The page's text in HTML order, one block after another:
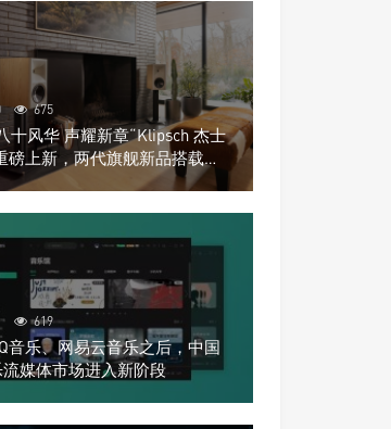
675
十风华 声耀新章“Klipsch 杰士
磅上新，两代旗舰新品搭载硬
再升级
619
音乐、网易云音乐之后，中国
媒体市场进入新阶段